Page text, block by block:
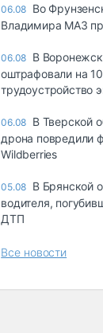
06.08 Во
Владимира МАЗ
06.08 В
оштрафовали на
трудоустройство
06.08 В Тверской
дрона повредили
Wildberries
05.08 В Брянской
водителя,
ДТП
Все новости